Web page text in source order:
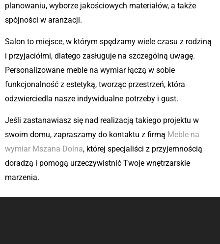
planowaniu, wyborze jakościowych materiałów, a także
spójności w aranżacji.
Salon to miejsce, w którym spędzamy wiele czasu z rodziną
i przyjaciółmi, dlatego zasługuje na szczególną uwagę.
Personalizowane meble na wymiar łączą w sobie
funkcjonalność z estetyką, tworząc przestrzeń, która
odzwierciedla nasze indywidualne potrzeby i gust.
Jeśli zastanawiasz się nad realizacją takiego projektu w
swoim domu, zapraszamy do kontaktu z firmą Meble na
wymiar Mszana Dolna, której specjaliści z przyjemnością
doradzą i pomogą urzeczywistnić Twoje wnętrzarskie
marzenia.